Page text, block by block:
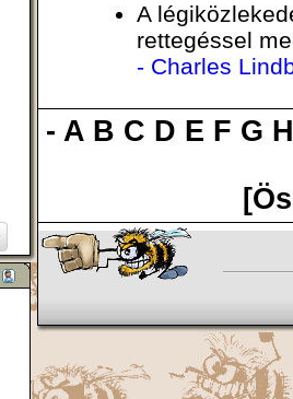
A
rettegéssel
- Charles
-A B C D E F G